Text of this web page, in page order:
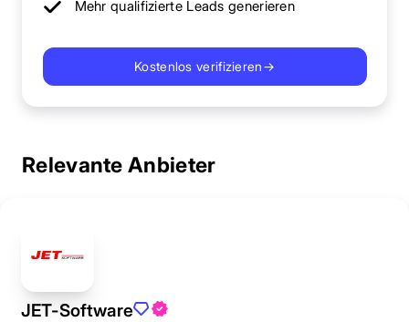
Mehr qualifizierte Leads generieren
Kostenlos verifizieren→
Relevante Anbieter
JET-Software